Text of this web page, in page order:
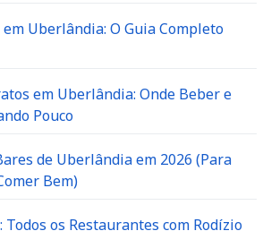
Uberlândia: O Guia Completo
em Uberlândia: Onde Beber e
Pouco
de Uberlândia em 2026 (Para
Bem)
os Restaurantes com Rodízio